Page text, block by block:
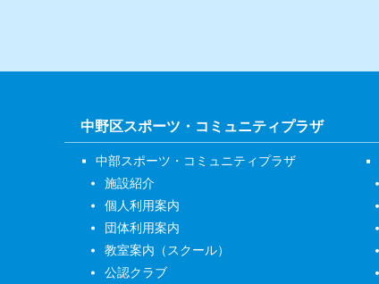
中野区スポーツ・コミュニティプラザ
中部スポーツ・コミュニティプラザ
施設紹介
個人利用案内
団体利用案内
教室案内（スクール）
公認クラブ